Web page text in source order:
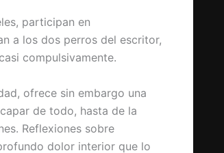
participan en
a los dos perros del escritor,
compulsivamente.
ofrece sin embargo una
de todo, hasta de la
Reflexiones sobre
dolor interior que lo